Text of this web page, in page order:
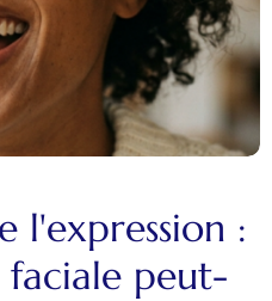
l'expression :
peut-